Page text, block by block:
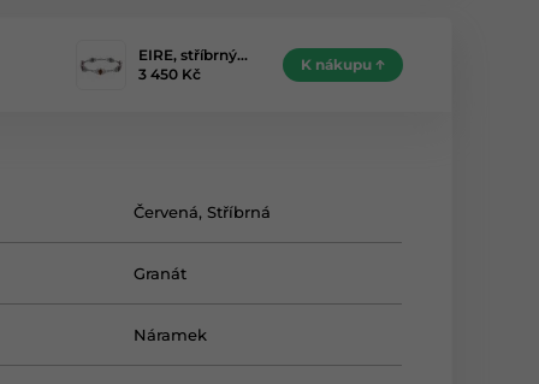
EIRE, stříbrný…
3 450 Kč
K nákupu
Červená,Stříbrná
Granát
Náramek